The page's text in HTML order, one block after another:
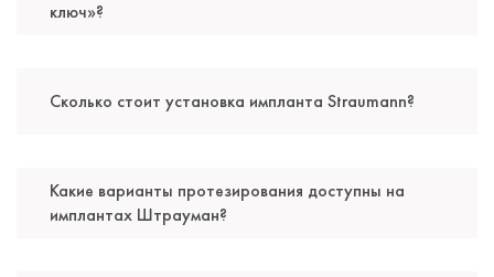
Абасов Явер Фархад Оглы
ключ»?
Сколько стоит установка импланта Straumann?
Какие варианты протезирования доступны на
имплантах Штрауман?